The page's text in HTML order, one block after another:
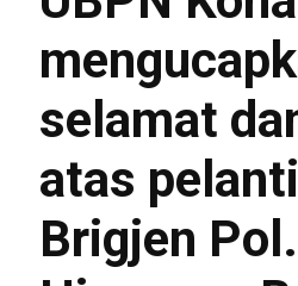
selamat
atas
Brigjen